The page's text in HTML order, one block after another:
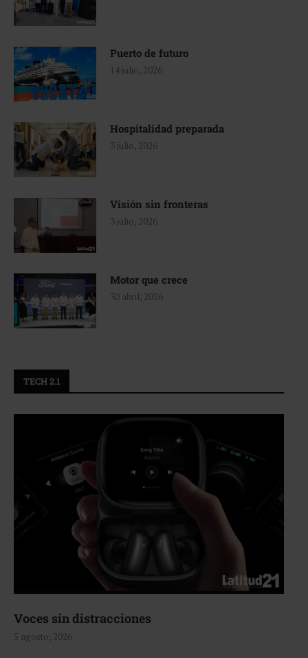
Puerto de futuro
14 julio, 2026
Hospitalidad preparada
3 julio, 2026
Visión sin fronteras
3 julio, 2026
Motor que crece
30 abril, 2026
TECH 2.1
Voces sin distracciones
5 agosto, 2026